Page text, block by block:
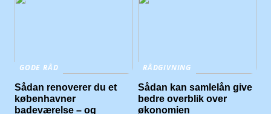
GODE RÅD
Sådan renoverer du et
københavner
badeværelse – og
RÅDGIVNING
Sådan kan samlelån give
bedre overblik over
økonomien